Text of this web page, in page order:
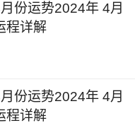
金星的能量对于
况的提升，未来几
的气氛会相对和谐
朋友、同事或是领
关系的稳固。
份运势2024年 4月
程详解
份运势2024年 4月
程详解